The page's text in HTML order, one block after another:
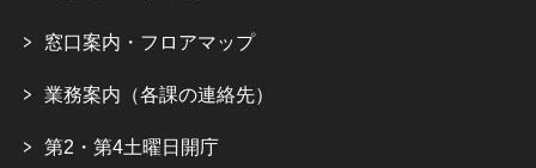
窓口案内・フロアマップ
業務案内（各課の連絡先）
第2・第4土曜日開庁